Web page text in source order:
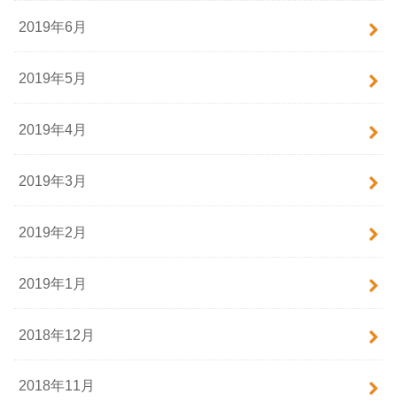
2019年6月
2019年5月
2019年4月
2019年3月
2019年2月
2019年1月
2018年12月
2018年11月